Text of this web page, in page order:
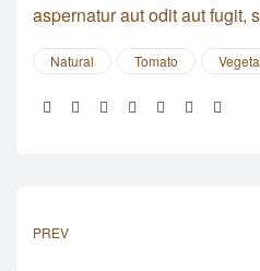
aspernatur aut odit aut fugit,
Natural Tomato
Share:
PREV